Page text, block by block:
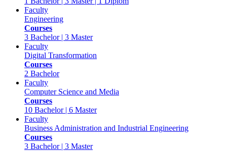
Faculty
Engineering
Courses
3 Bachelor | 3 Master
Faculty
Digital Transformation
Courses
2 Bachelor
Faculty
Computer Science and Media
Courses
10 Bachelor | 6 Master
Faculty
Business Administration and Industrial Engineering
Courses
3 Bachelor | 3 Master